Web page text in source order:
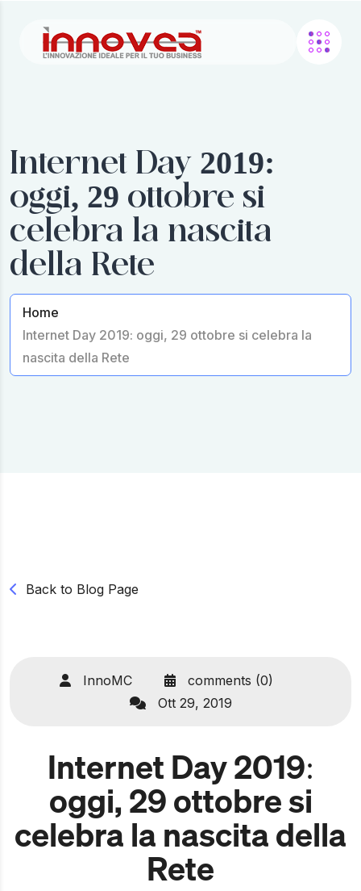
Internet Day 2019:
oggi, 29 ottobre si
celebra la nascita
della Rete
Home
Internet Day 2019: oggi, 29 ottobre si celebra la
nascita della Rete
Back to Blog Page
InnoMC
comments (0)
Ott 29, 2019
Internet Day 2019:
oggi, 29 ottobre si
celebra la nascita della
Rete